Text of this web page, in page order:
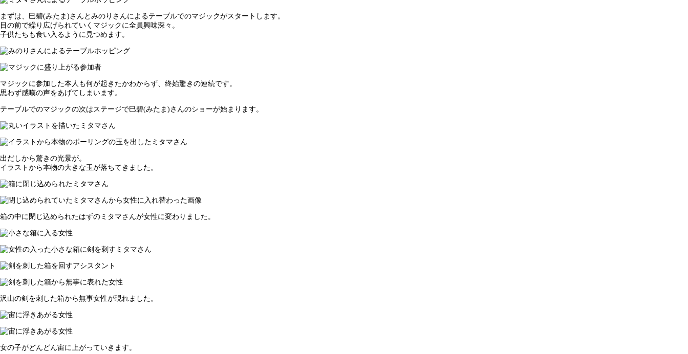
まずは、巳碧(みたま)さんとみのりさんによるテーブルでのマジックがスタートします。
目の前で繰り広げられていくマジックに全員興味深々。
子供たちも食い入るように見つめます。
マジックに参加した本人も何が起きたかわからず、終始驚きの連続です。
思わず感嘆の声をあげてしまいます。
テーブルでのマジックの次はステージで巳碧(みたま)さんのショーが始まります。
出だしから驚きの光景が。
イラストから本物の大きな玉が落ちてきました。
箱の中に閉じ込められたはずのミタマさんが女性に変わりました。
沢山の剣を刺した箱から無事女性が現れました。
女の子がどんどん宙に上がっていきます。